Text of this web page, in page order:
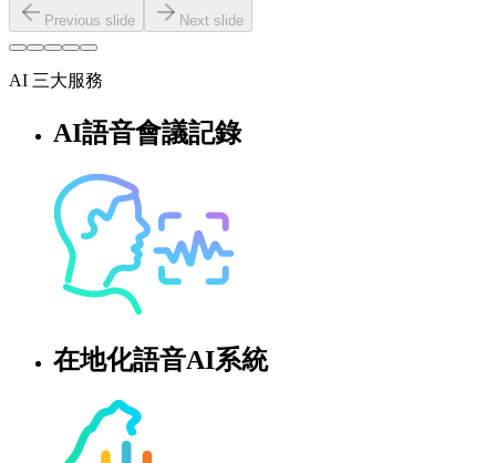
Previous slide Next slide
AI 三大服務
AI語音會議記錄
在地化語音AI系統